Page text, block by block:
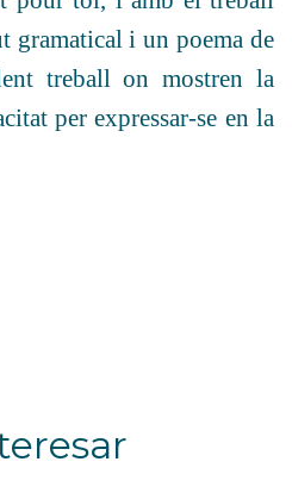
gramatical i un poema de
treball on mostren la
per expressar-se en la